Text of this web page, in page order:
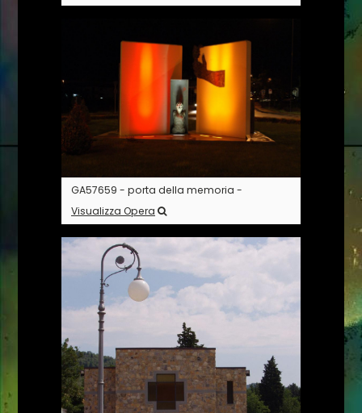
GA57659 - porta della memoria -
Visualizza Opera